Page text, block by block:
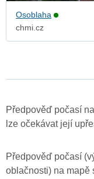
Osoblaha
chmi.cz
Předpověď počasí
lze očekávat její
Předpověď počasí
oblačnosti) na mapě